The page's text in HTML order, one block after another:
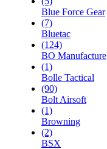
Blue Force Gear
(7)
Bluetac
(124)
BO Manufacture
(1)
Bolle Tactical
(90)
Bolt Airsoft
(1)
Browning
(2)
BSX